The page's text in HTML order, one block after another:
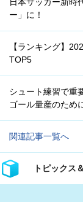
ー」に！
【ランキング】
TOP5
シュート練習で重
ゴール量産のため
関連記事一覧へ
トピックス